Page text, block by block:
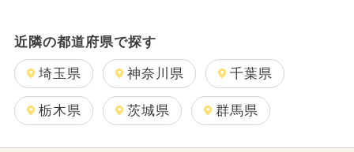
近隣の都道府県で探す
埼玉県 神奈川県 千葉県
栃木県 茨城県 群馬県